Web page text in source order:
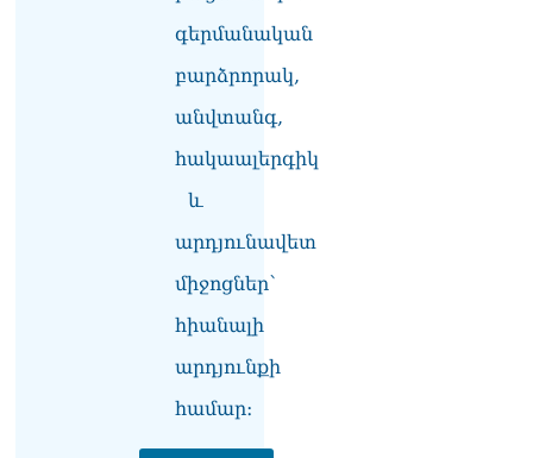
գերմանական
բարձրորակ,
անվտանգ,
հակաալերգիկ
և
արդյունավետ
միջոցներ՝
հիանալի
արդյունքի
համար։
«Ժողովուրդ». Ինչ
փոփոխություններ է արել
Ռուբինյանը
«Հրապարակ». Հայկական
ծիրանի մասին ռուս-
«հայկական թերթերը»